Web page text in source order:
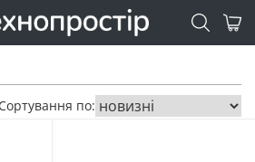
Сортування по: